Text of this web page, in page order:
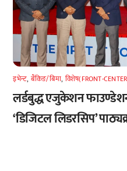
इभेन्ट, बैंकिङ/बिमा, विशेष(FRONT-
लर्डबुद्ध एजुकेशन
‘डिजिटल लिडरसिप’